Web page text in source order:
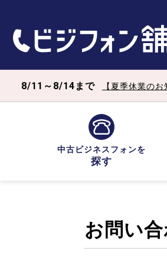
8/11～8/14まで 【夏季休業のお
中古ビジネスフォンを
探す
お問い